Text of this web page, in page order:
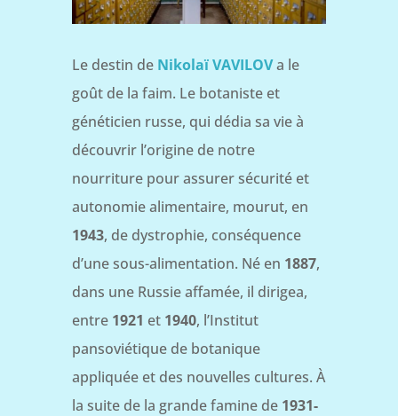
Le destin de Nikolaï VAVILOVa le
goût de la faim. Le botaniste et
généticien russe, qui dédia sa vie à
découvrir l’origine de notre
nourriture pour assurer sécurité et
autonomie alimentaire, mourut, en
1943, de dystrophie, conséquence
d’une sous-alimentation. Né en 1887,
dans une Russie affamée, il dirigea,
entre 1921 et 1940, l’Institut
pansoviétique de botanique
appliquée et des nouvelles cultures. À
la suite de la grande famine de 1931-